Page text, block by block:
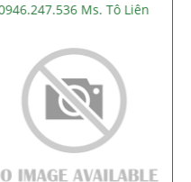
0946.247.536 Ms. Tô Liên